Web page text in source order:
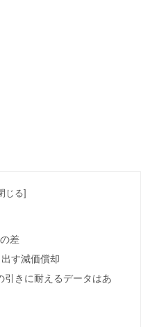
差
す減価償却
引きに耐えるデータはあ